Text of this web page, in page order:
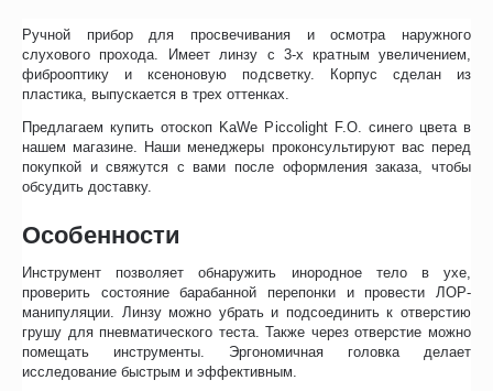
Ручной прибор для просвечивания и осмотра наружного
слухового прохода. Имеет линзу с 3-х кратным увеличением,
фиброоптику и ксеноновую подсветку. Корпус сделан из
пластика, выпускается в трех оттенках.
Предлагаем купить отоскоп KaWe Piccolight F.O. синего цвета в
нашем магазине. Наши менеджеры проконсультируют вас перед
покупкой и свяжутся с вами после оформления заказа, чтобы
обсудить доставку.
Особенности
Инструмент позволяет обнаружить инородное тело в ухе,
проверить состояние барабанной перепонки и провести ЛОР-
манипуляции. Линзу можно убрать и подсоединить к отверстию
грушу для пневматического теста. Также через отверстие можно
помещать инструменты. Эргономичная головка делает
исследование быстрым и эффективным.